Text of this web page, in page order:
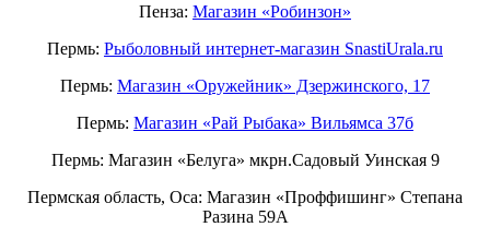
Пенза: Магазин «Робинзон»
Пермь: Рыболовный интернет-магазин SnastiUrala.ru
Пермь: Магазин «Оружейник» Дзержинского, 17
Пермь: Магазин «Рай Рыбака» Вильямса 37б
Пермь: Магазин «Белуга» мкрн.Садовый Уинская 9
Пермская область, Оса: Магазин «Проффишинг» Степана
Разина 59А